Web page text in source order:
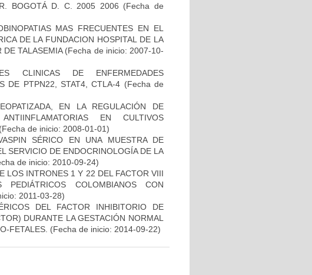
BOGOTÁ D. C. 2005 2006 (Fecha de
MAS FRECUENTES EN EL
DE LA FUNDACION HOSPITAL DE LA
DE TALASEMIA (Fecha de inicio: 2007-10-
CLINICAS DE ENFERMEDADES
DE PTPN22, STAT4, CTLA-4 (Fecha de
EN LA REGULACIÓN DE
EN CULTIVOS
(Fecha de inicio: 2008-01-01)
SÉRICO EN UNA MUESTRA DE
SERVICIO DE ENDOCRINOLOGÍA DE LA
de inicio: 2010-09-24)
LOS INTRONES 1 Y 22 DEL FACTOR VIII
COLOMBIANOS CON
2011-03-28)
DEL FACTOR INHIBITORIO DE
DURANTE LA GESTACIÓN NORMAL
FETALES. (Fecha de inicio: 2014-09-22)